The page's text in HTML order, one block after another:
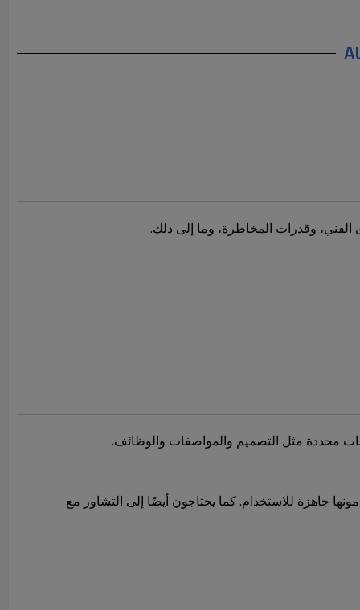
الفني، وقدرات المخاطرة، وما إلى ذلك.
محددة مثل التصميم والمواصفات والوظائف.
جاهزة للاستخدام. كما يحتاجون أيضًا إلى التشاور مع